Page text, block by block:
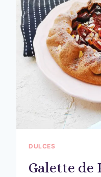
DULCES
Galette de